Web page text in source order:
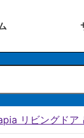
リビングドア